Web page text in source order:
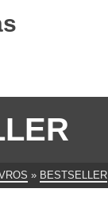
» BESTSELLER